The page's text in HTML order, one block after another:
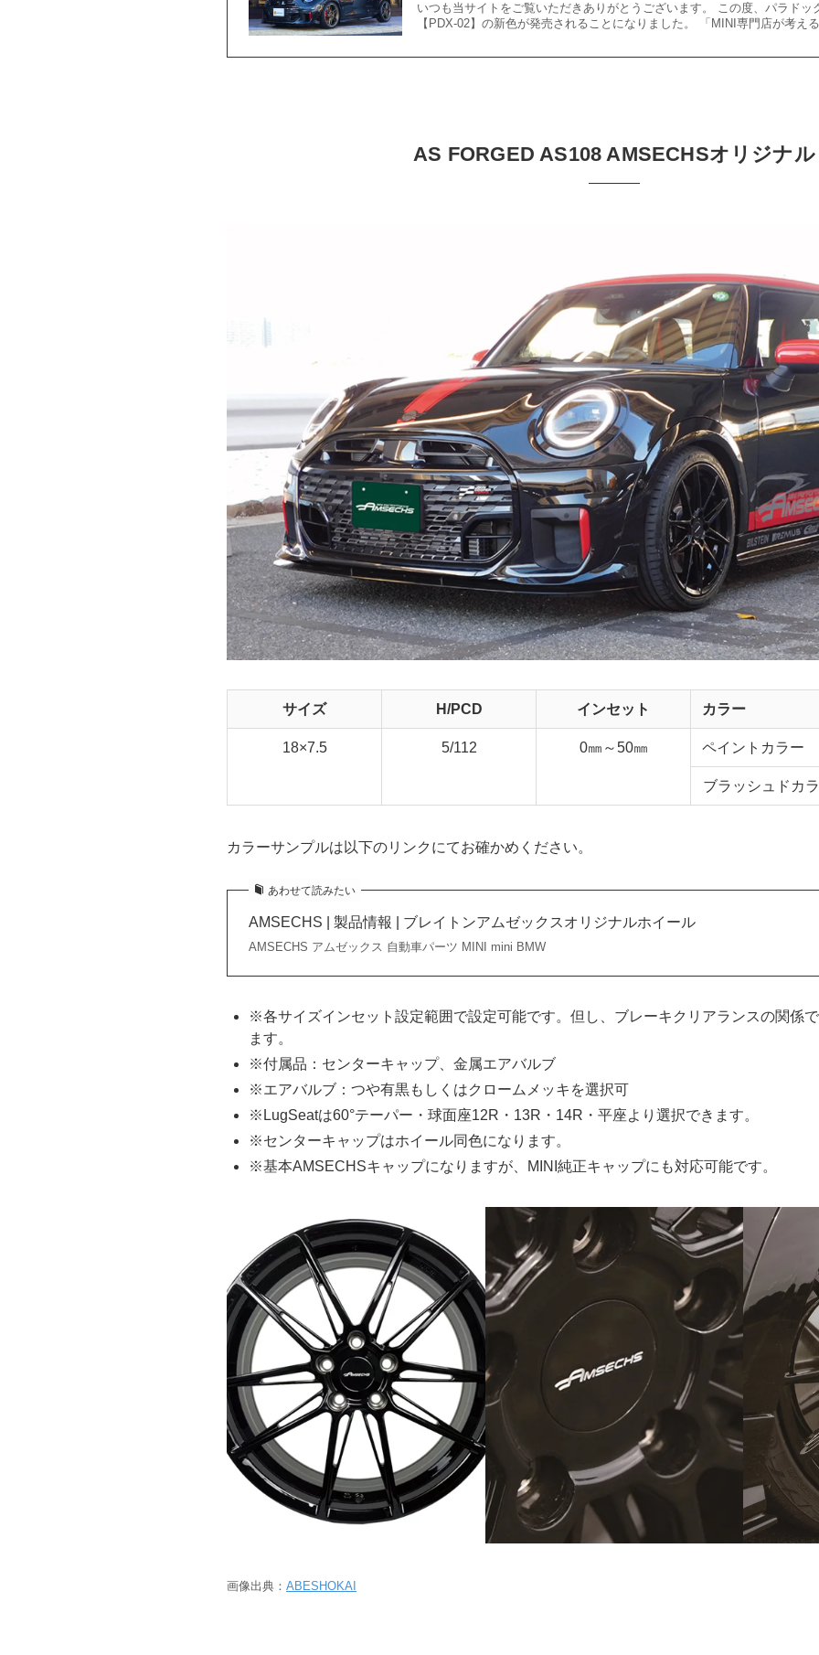
いつも当サイトをご覧いただきありがとうございます。 この度、パラドッ
【PDX-02】の新色が発売されることになりました。 「MINI専門店が考え
AS FORGED AS108 AMSECHSオリジナル
サイズ H/PCD インセット カラー
18×7.5 5/112 0㎜～50㎜ ペイントカラー
ブラッシュドカ
カラーサンプルは以下のリンクにてお確かめください。
あわせて読みたい
AMSECHS | 製品情報 | ブレイトンアムゼックスオリジナルホイール
AMSECHS アムゼックス 自動車パーツ MINI mini BMW
※各サイズインセット設定範囲で設定可能です。但し、ブレーキクリアランスの関係
ます。
※付属品：センターキャップ、金属エアバルブ
※エアバルブ：つや有黒もしくはクロームメッキを選択可
※LugSeatは60°テーパー・球面座12R・13R・14R・平座より選択できます。
※センターキャップはホイール同色になります。
※基本AMSECHSキャップになりますが、MINI純正キャップにも対応可能です。
画像出典： ABESHOKAI